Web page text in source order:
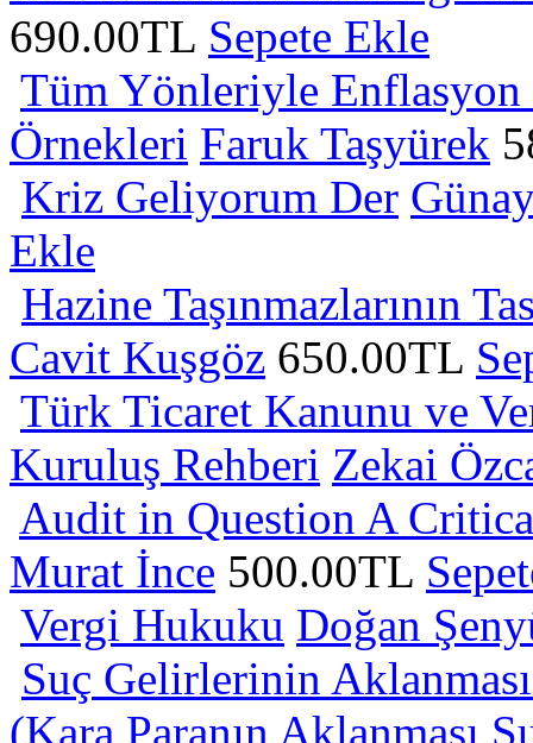
690.00TL Sepete Ekle
Tüm Yönleriyle Enflasyon
Örnekleri Faruk Taşyürek
Kriz Geliyorum Der
Ekle
Hazine Taşınmazlarının
Cavit Kuşgöz 650.00TL
Türk Ticaret Kanunu ve
Kuruluş Rehberi Zekai
Audit in Question A
Murat İnce 500.00TL
Vergi Hukuku Doğan
Suç Gelirlerinin
(Kara Paranın Aklanması